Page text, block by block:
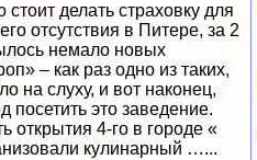
делать страховку для
отсутствия в Питере, за 2
немало новых
– как раз одно из таких,
на слуху, и вот наконец,
посетить это заведение.
открытия 4-го в городе «
кулинарный …...